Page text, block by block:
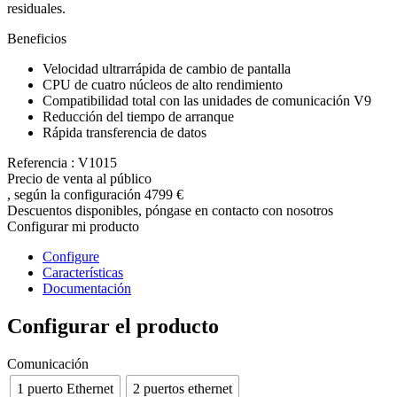
residuales.
Beneficios
Velocidad ultrarrápida de cambio de pantalla
CPU de cuatro núcleos de alto rendimiento
Compatibilidad total con las unidades de comunicación V9
Reducción del tiempo de arranque
Rápida transferencia de datos
Referencia : V1015
Precio de venta al público
, según la configuración 4799 €
Descuentos disponibles, póngase en contacto con nosotros
Configurar mi producto
Configure
Características
Documentación
Configurar el producto
Comunicación
1 puerto Ethernet
2 puertos ethernet